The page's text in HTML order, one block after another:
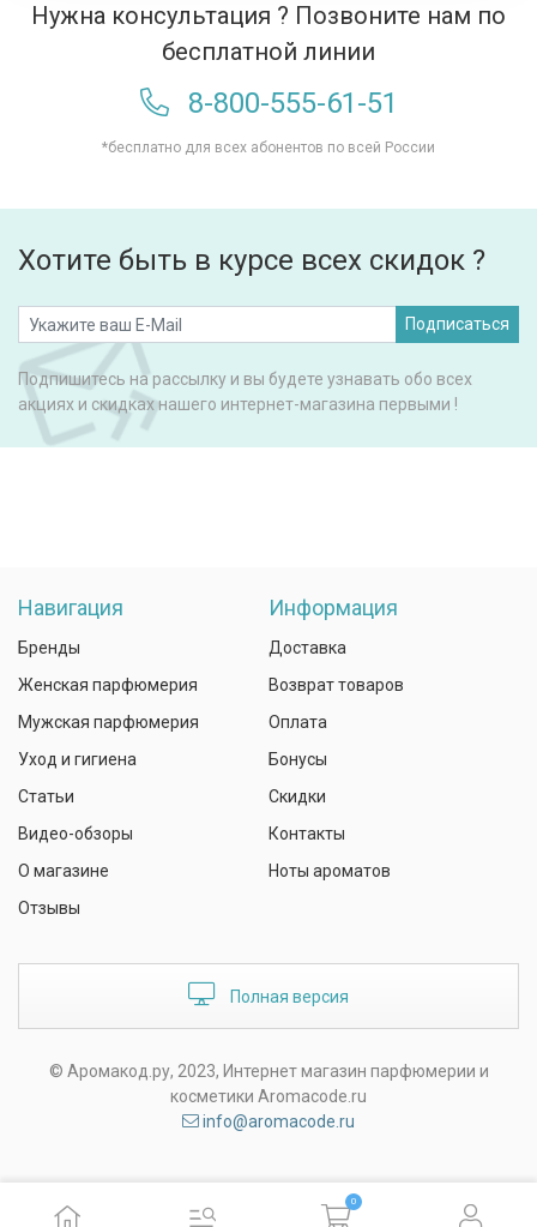
Нужна консультация ? Позвоните нам по
бесплатной линии
8-800-555-61-51
*бесплатно для всех абонентов по всей России
Хотите быть в курсе всех скидок ?
Подписаться
Подпишитесь на рассылку и вы будете узнавать обо всех
акциях и скидках нашего интернет-магазина первыми !
Навигация
Бренды
Женская парфюмерия
Мужская парфюмерия
Уход и гигиена
Статьи
Видео-обзоры
О магазине
Отзывы
Информация
Доставка
Возврат товаров
Оплата
Бонусы
Скидки
Контакты
Ноты ароматов
Полная версия
© Аромакод.ру, 2023, Интернет магазин парфюмерии и
косметики Aromacode.ru
info@aromacode.ru
0